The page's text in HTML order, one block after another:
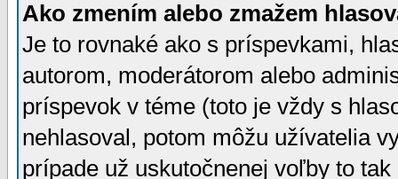
Ako zmením alebo zmažem
Je to rovnaké ako s príspevkami,
autorom, moderátorom alebo
príspevok v téme (toto je vždy s
nehlasoval, potom môžu užívatelia
prípade už uskutočnenej voľby to